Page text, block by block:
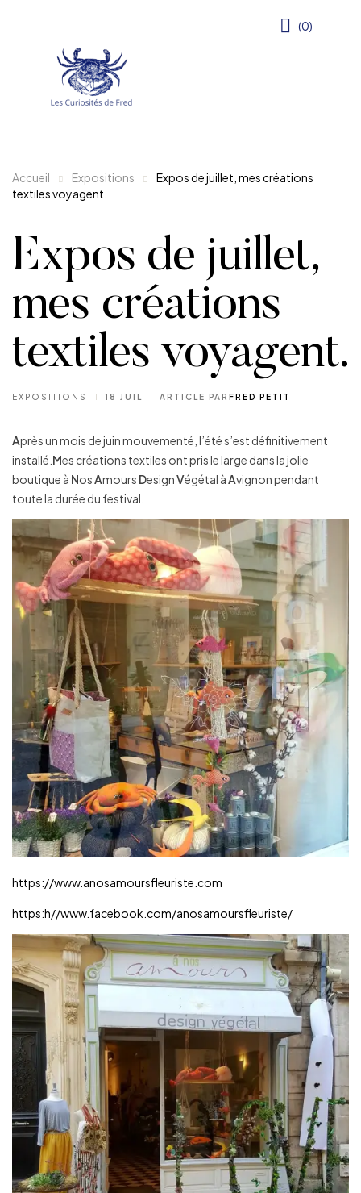
(0)
Accueil Expositions
Expos de juillet, mes créations
textiles voyagent.
Expos de juillet,
mes créations
textiles voyagent.
EXPOSITIONS 18 JUIL ARTICLE PAR FRED PETIT
Après un mois de juin mouvementé, l’été s’est définitivement
installé. Mes créations textiles ont pris le large dans la jolie
boutique à NosAmours DesignVégétal àAvignon pendant
toute la durée du festival.
https://www.anosamoursfleuriste.com
https:h//www.facebook.com/anosamoursfleuriste/